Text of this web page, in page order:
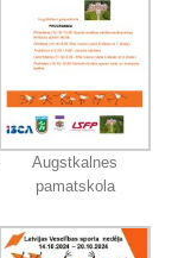
Augstkalnes
pamatskola